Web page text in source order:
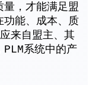
，才能满足盟
功能、成本、质
来自盟主、其
系统中的产